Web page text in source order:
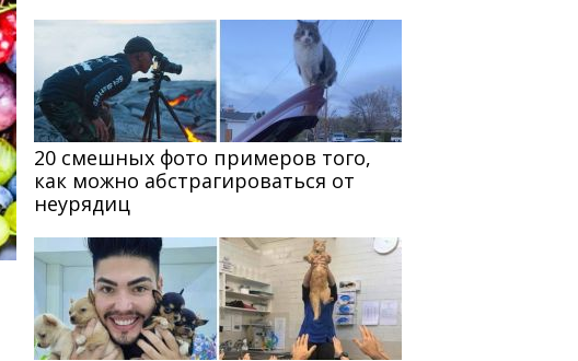
20 смешных фото примеров того,
как можно абстрагироваться от
неурядиц